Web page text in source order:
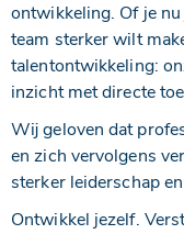
ontwikkeling. Of je
team sterker wilt
talentontwikkeling:
inzicht met directe
Wij geloven dat
en zich vervolgens
sterker leiderschap
Ontwikkel jezelf.